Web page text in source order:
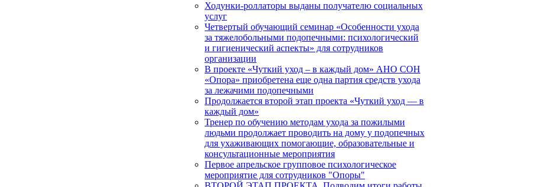
Ходунки-роллаторы выданы получателю социальных
услуг
Четвертый обучающий семинар «Особенности ухода
за тяжелобольными подопечными: психологический
и гигиенический аспекты» для сотрудников
организации
В проекте «Чуткий уход – в каждый дом» АНО СОН
«Опора» приобретена еще одна партия средств ухода
за лежачими подопечными
Продолжается второй этап проекта «Чуткий уход — в
каждый дом»
Тренер по обучению методам ухода за пожилыми
людьми продолжает проводить на дому у подопечных
для ухаживающих помогающие, образовательные и
консультационные мероприятия
Первое апрельское групповое психологическое
мероприятие для сотрудников "Опоры"